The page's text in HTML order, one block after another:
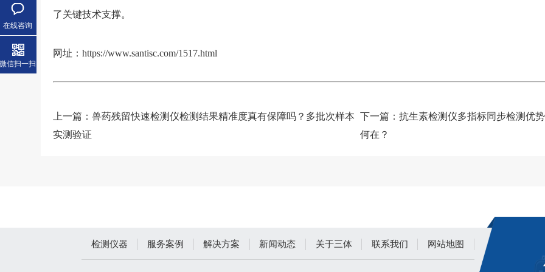
了关键技术支撑。
网址：https://www.santisc.com/1517.html
上一篇：兽药残留快速检测仪检测结果精准度真有保障吗？多批次样本
实测验证
下一篇：抗生素检测仪多指标同步检测优势
何在？
检测仪器 服务案例 解决方案 新闻动态 关于三体 联系我们 网站地图
在线咨询
微信扫一扫